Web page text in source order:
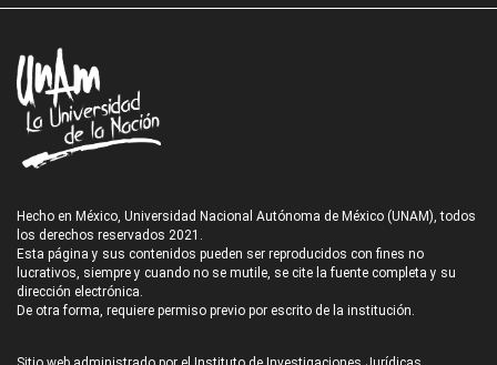
Hecho en México, Universidad Nacional Autónoma de México (UNAM), todos
los derechos reservados 2021.
Esta página y sus contenidos pueden ser reproducidos con fines no
lucrativos, siempre y cuando no se mutile, se cite la fuente completa y su
dirección electrónica.
De otra forma, requiere permiso previo por escrito de la institución.